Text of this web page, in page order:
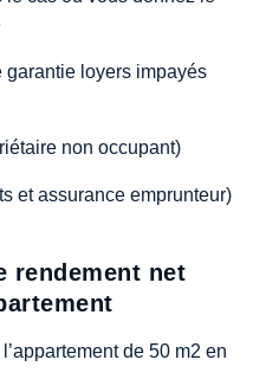
garantie loyers impayés
non occupant)
et assurance emprunteur)
rendement net
de 50 m2 en